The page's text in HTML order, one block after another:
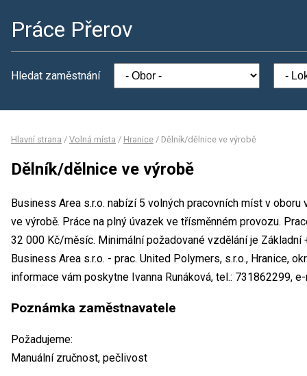
Práce Přerov
Hledat zaměstnání
Hlavní strana / Volná místa / Hranice / Dělník/dělnice ve výrobě
Dělník/dělnice ve výrobě
Business Area s.r.o. nabízí 5 volných pracovních míst v
ve výrobě. Práce na plný úvazek ve třísměnném provozu.
32 000 Kč/měsíc. Minimální požadované vzdělání je
Business Area s.r.o. - prac. United Polymers, s.r.o., Hranice,
informace vám poskytne Ivanna Runáková, tel.: 731862299,
Poznámka zaměstnavatele
Požadujeme:
Manuální zručnost, pečlivost